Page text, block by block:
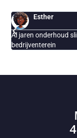
Esther
Al jaren onderhoud
bedrijventerein